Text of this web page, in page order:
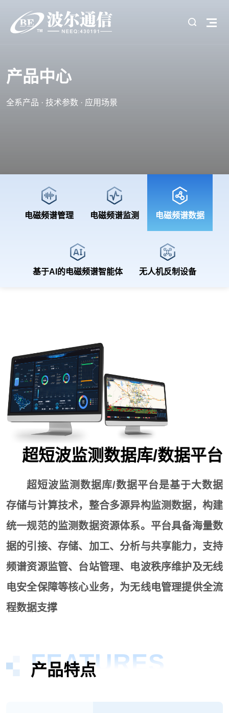
产品中心
全系产品 · 技术参数 · 应用场景
电磁频谱管理 电磁频谱监测 电磁频谱数据
基于AI的电磁频谱智能体 无人机反制设备
超短波监测数据库/数据平台
超短波监测数据库/数据平台是基于大数据
存储与计算技术，整合多源异构监测数据，构建
统一规范的监测数据资源体系。平台具备海量数
据的引接、存储、加工、分析与共享能力，支持
频谱资源监管、台站管理、电波秩序维护及无线
电安全保障等核心业务，为无线电管理提供全流
程数据支撑
产品特点
FEATURES